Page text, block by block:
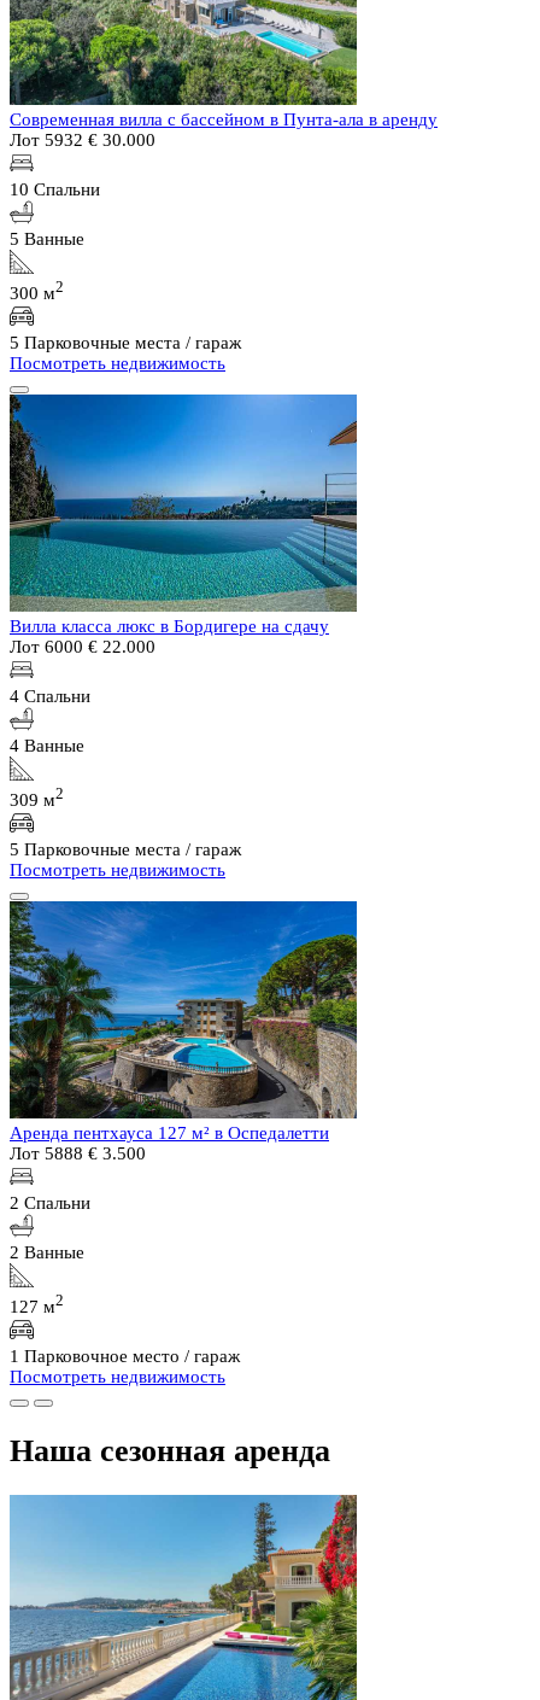
Современная вилла с бассейном в Пунта-ала в аренду
Лот 5932 € 30.000
10 Спальни
5 Ванные
300 м2
5 Парковочные места / гараж
Посмотреть недвижимость
Вилла класса люкс в Бордигере на сдачу
Лот 6000 € 22.000
4 Спальни
4 Ванные
309 м2
5 Парковочные места / гараж
Посмотреть недвижимость
Аренда пентхауса 127 м² в Оспедалетти
Лот 5888 € 3.500
2 Спальни
2 Ванные
127 м2
1 Парковочное место / гараж
Посмотреть недвижимость
Наша сезонная аренда